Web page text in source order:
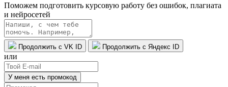
Поможем подготовить курсовую работу без ошибок, плагиата
и нейросетей
Продолжить с VK ID Продолжить с Яндекс ID
или
У меня есть промокод